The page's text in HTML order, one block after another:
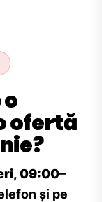
ofertă
09:00–
și pe